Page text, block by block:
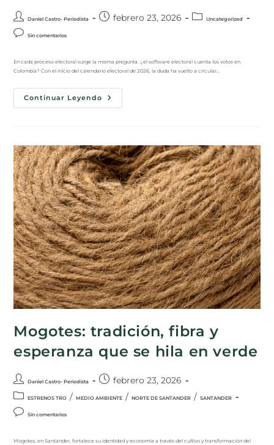
Daniel Castro- Periodista febrero 23, 2026 Uncategorized
Sin comentarios
En cada proceso electoral surge la misma pregunta: ¿el software electoral cuenta los votos en
Colombia? Con el inicio del calendario electoral de 2026, la duda ha vuelto a circular…
Continuar Leyendo
Mogotes: tradición, fibra y
esperanza que se hila en verde
Daniel Castro- Periodista febrero 23, 2026
ESTRENOS TRO / MEDIO AMBIENTE / NORTE DE SANTANDER / SANTANDER
Sin comentarios
Mogotes, en Santander, fortalece su identidad y economía a través del cultivo y transformación del